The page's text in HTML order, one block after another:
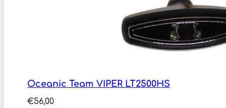
Oceanic Team VIPER LT2500HS
€56,00